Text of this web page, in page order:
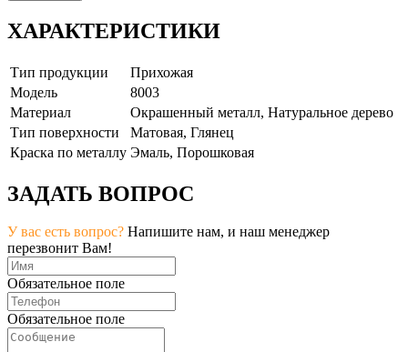
ХАРАКТЕРИСТИКИ
Тип продукции
Прихожая
Модель
8003
Материал
Окрашенный металл, Натуральное дерево
Тип поверхности
Матовая, Глянец
Краска по металлу Эмаль, Порошковая
ЗАДАТЬ ВОПРОС
У вас есть вопрос? Напишите нам, и наш менеджер
перезвонит Вам!
Обязательное поле
Обязательное поле